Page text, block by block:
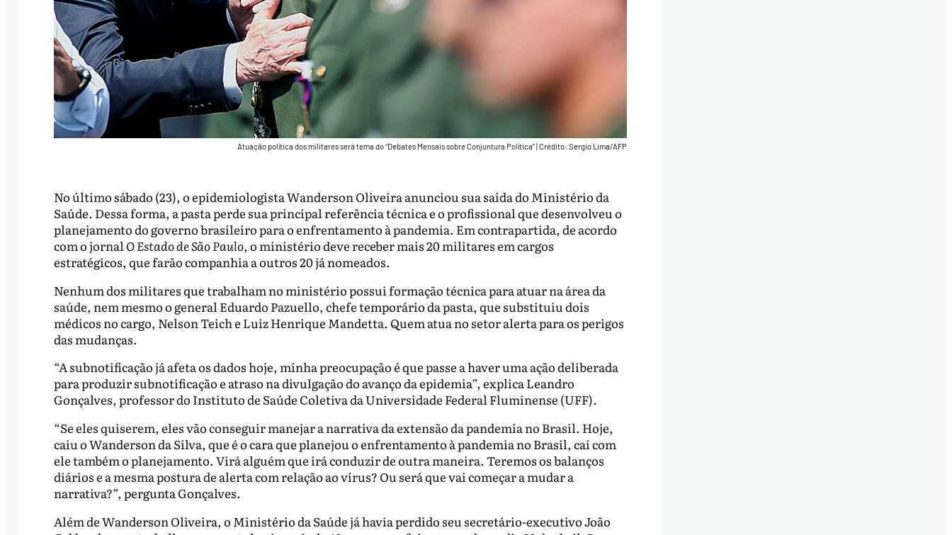
Atuação política dos militares será tema do “Debates Mensais sobre Conjuntura Política”|Crédito: Sergio Lima/AFP
No último sábado (23), o epidemiologista Wanderson Oliveira anunciou sua saída do Ministério da
Saúde. Dessa forma, a pasta perde sua principal referência técnica e o profissional que desenvolveu o
planejamento do governo brasileiro para o enfrentamento à pandemia. Em contrapartida, de acordo
com o jornal O Estado de São Paulo, o ministério deve receber mais 20 militares em cargos
estratégicos, que farão companhia a outros 20 já nomeados.
Nenhum dos militares que trabalham no ministério possui formação técnica para atuar na área da
saúde, nem mesmo o general Eduardo Pazuello, chefe temporário da pasta, que substituiu dois
médicos no cargo, Nelson Teich e Luiz Henrique Mandetta. Quem atua no setor alerta para os perigos
das mudanças.
“A subnotificação já afeta os dados hoje, minha preocupação é que passe a haver uma ação deliberada
para produzir subnotificação e atraso na divulgação do avanço da epidemia”, explica Leandro
Gonçalves, professor do Instituto de Saúde Coletiva da Universidade Federal Fluminense (UFF).
“Se eles quiserem, eles vão conseguir manejar a narrativa da extensão da pandemia no Brasil. Hoje,
caiu o Wanderson da Silva, que é o cara que planejou o enfrentamento à pandemia no Brasil, cai com
ele também o planejamento. Virá alguém que irá conduzir de outra maneira. Teremos os balanços
diários e a mesma postura de alerta com relação ao vírus? Ou será que vai começar a mudar a
narrativa?”, pergunta Gonçalves.
Além de Wanderson Oliveira, o Ministério da Saúde já havia perdido seu secretário-executivo João